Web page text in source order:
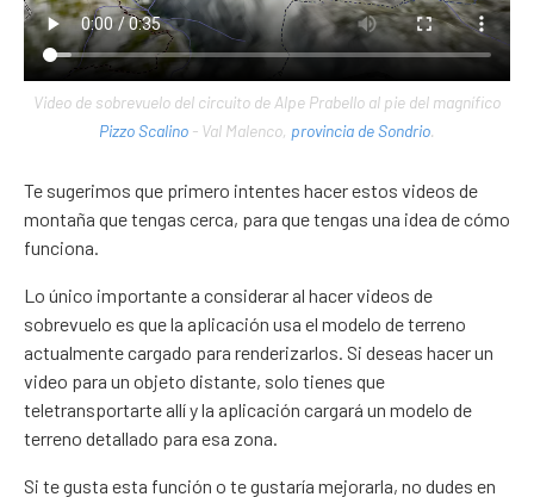
Video de sobrevuelo del circuito de Alpe Prabello al pie del magnífico
Pizzo Scalino - Val Malenco, provincia de Sondrio.
Te sugerimos que primero intentes hacer estos videos de
montaña que tengas cerca, para que tengas una idea de cómo
funciona.
Lo único importante a considerar al hacer videos de
sobrevuelo es que la aplicación usa el modelo de terreno
actualmente cargado para renderizarlos. Si deseas hacer un
video para un objeto distante, solo tienes que
teletransportarte allí y la aplicación cargará un modelo de
terreno detallado para esa zona.
Si te gusta esta función o te gustaría mejorarla, no dudes en